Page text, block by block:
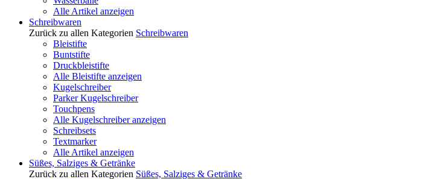
Alle Artikel anzeigen
Schreibwaren
Zurück zu allen Kategorien Schreibwaren
Bleistifte
Buntstifte
Druckbleistifte
Alle Bleistifte anzeigen
Kugelschreiber
Parker Kugelschreiber
Touchpens
Alle Kugelschreiber anzeigen
Schreibsets
Textmarker
Alle Artikel anzeigen
Süßes, Salziges & Getränke
Zurück zu allen Kategorien Süßes, Salziges & Getränke